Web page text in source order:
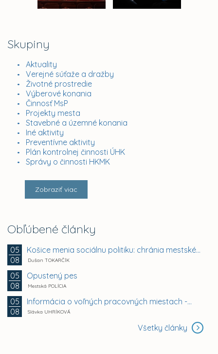
Skupiny
Aktuality
Verejné súťaže a dražby
Životné prostredie
Výberové konania
Činnosť MsP
Projekty mesta
Stavebné a územné konania
Iné aktivity
Preventívne aktivity
Plán kontrolnej činnosti ÚHK
Správy o činnosti HKMK
Zobraziť viac
Obľúbené články
05
08
Košice menia sociálnu politiku: chránia mestské byty...
Dušan TOKARČÍK
05
08
Opustený pes
Mestská POLÍCIA
05
08
Informácia o voľných pracovných miestach -...
Slávka UHRÍKOVÁ
Všetky články